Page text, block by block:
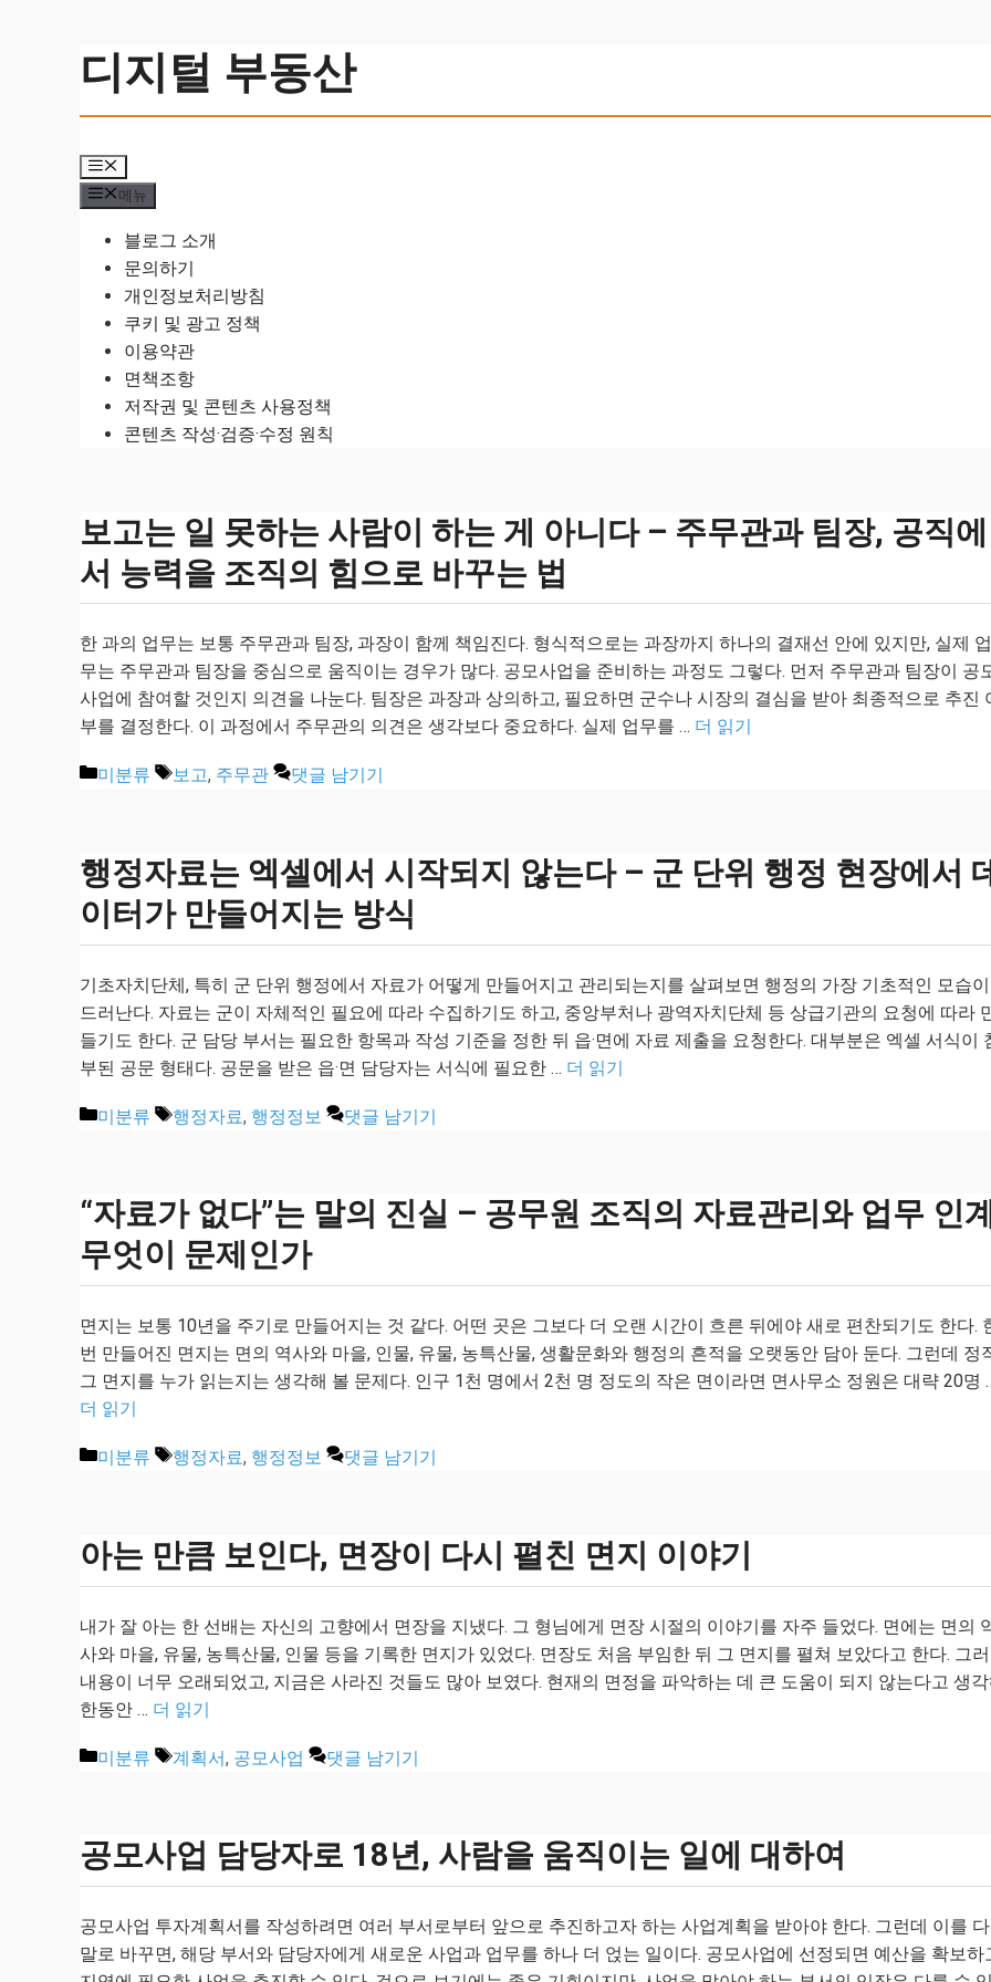
텐
츠
로
너
뛰
디지털 부동산
메
뉴
메뉴
블로그 소개
문의하기
개인정보처리방침
쿠키 및 광고 정책
이용약관
면책조항
저작권 및 콘텐츠 사용정책
콘텐츠 작성·검증·수정 원칙
보고는 일 못하는 사람이 하는 게 아니다 – 주무관과 팀장, 공직에
서 능력을 조직의 힘으로 바꾸는 법
한 과의 업무는 보통 주무관과 팀장, 과장이 함께 책임진다. 형식적으로는 과장까지 하나의 결재선 안에 있지만, 실제 업
무는 주무관과 팀장을 중심으로 움직이는 경우가 많다. 공모사업을 준비하는 과정도 그렇다. 먼저 주무관과 팀장이 공
사업에 참여할 것인지 의견을 나눈다. 팀장은 과장과 상의하고, 필요하면 군수나 시장의 결심을 받아 최종적으로 추진
부를 결정한다. 이 과정에서 주무관의 의견은 생각보다 중요하다. 실제 업무를 … 더 읽기
카
리
미분류
태
보고, 주무관 댓글 남기기
행정자료는 엑셀에서 시작되지 않는다 – 군 단위 행정 현장에서
이터가 만들어지는 방식
기초자치단체, 특히 군 단위 행정에서 자료가 어떻게 만들어지고 관리되는지를 살펴보면 행정의 가장 기초적인 모습이
드러난다. 자료는 군이 자체적인 필요에 따라 수집하기도 하고, 중앙부처나 광역자치단체 등 상급기관의 요청에 따라
들기도 한다. 군 담당 부서는 필요한 항목과 작성 기준을 정한 뒤 읍·면에 자료 제출을 요청한다. 대부분은 엑셀 서식이
부된 공문 형태다. 공문을 받은 읍·면 담당자는 서식에 필요한 … 더 읽기
카
리
미분류
태
행정자료, 행정정보 댓글 남기기
“자료가 없다”는 말의 진실 – 공무원 조직의 자료관리와 업무 인
무엇이 문제인가
면지는 보통 10년을 주기로 만들어지는 것 같다. 어떤 곳은 그보다 더 오랜 시간이 흐른 뒤에야 새로 편찬되기도 한다.
번 만들어진 면지는 면의 역사와 마을, 인물, 유물, 농특산물, 생활문화와 행정의 흔적을 오랫동안 담아 둔다. 그런데 정
그 면지를 누가 읽는지는 생각해 볼 문제다. 인구 1천 명에서 2천 명 정도의 작은 면이라면 면사무소 정원은 대략 20명
더 읽기
카
리
미분류
태
행정자료, 행정정보 댓글 남기기
아는 만큼 보인다, 면장이 다시 펼친 면지 이야기
내가 잘 아는 한 선배는 자신의 고향에서 면장을 지냈다. 그 형님에게 면장 시절의 이야기를 자주 들었다. 면에는 면의
사와 마을, 유물, 농특산물, 인물 등을 기록한 면지가 있었다. 면장도 처음 부임한 뒤 그 면지를 펼쳐 보았다고 한다. 그
내용이 너무 오래되었고, 지금은 사라진 것들도 많아 보였다. 현재의 면정을 파악하는 데 큰 도움이 되지 않는다고 생각
한동안 … 더 읽기
카
리
미분류
태
계획서, 공모사업 댓글 남기기
공모사업 담당자로 18년, 사람을 움직이는 일에 대하여
공모사업 투자계획서를 작성하려면 여러 부서로부터 앞으로 추진하고자 하는 사업계획을 받아야 한다. 그런데 이를
말로 바꾸면, 해당 부서와 담당자에게 새로운 사업과 업무를 하나 더 얹는 일이다. 공모사업에 선정되면 예산을 확보하